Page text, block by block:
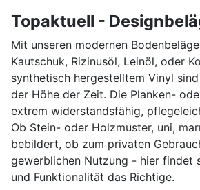
Topaktuell -
Mit unseren modernen
Kautschuk, Rizinusöl, Leinöl, oder
synthetisch hergestelltem Vinyl
der Höhe der Zeit. Die Planken-
extrem widerstandsfähig,
Ob Stein- oder Holzmuster, uni,
bebildert, ob zum privaten
gewerblichen Nutzung - hier findet
und Funktionalität das Richtige.